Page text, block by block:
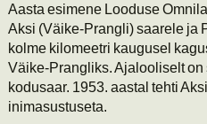
Aasta esimene Looduse
Aksi (Väike-Prangli) saarele ja
kolme kilomeetri kaugusel
Väike-Prangliks. Ajalooliselt
kodusaar. 1953. aastal tehti
inimasustuseta.